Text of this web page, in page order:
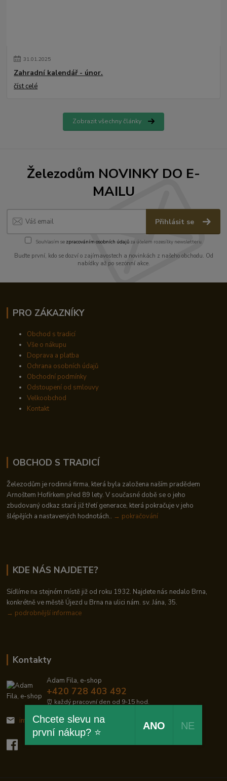
31.01.2025
Zahradní kalendář - únor.
číst celé
Zobrazit všechny články
Železodům NOVINKY DO E-
MAILU
Přihlásit se
Souhlasím se zpracováním osobních údajůza účelem rozesílky newsletteru.
Buďte první, kdo se dozví o zajímavostech a novinkách z našeho obchodu. Od
nabídky až po sezónní akce.
PRO ZÁKAZNÍKY
Obchod s tradicí
Vše o nákupu
Doprava a platba
Ochrana osobních údajů
Obchodní podmínky
Odstoupení od smlouvy
Velkoobchod
Kontakt
OBCHOD S TRADICÍ
Železodům je rodinná firma, která byla založena naším pradědem
Arnoštem Hofírkem před 89 lety. V současné době se o jeho
zbudovaný odkaz stará již třetí generace, která pokračuje v jeho
šlépějích a nastavených hodnotách.. → pokračování
KDE NÁS NAJDETE?
Sídlíme na stejném místě již od roku 1932. Najdete nás nedalo Brna,
konkrétně ve městě Újezd u Brna na ulici nám. sv. Jána, 35.
→ podrobnější informace
Kontakty
Adam Fila, e-shop
+420 728 403 492
⏰ každý pracovní den od 9-15 hod.
info@zelezodum.cz
Chcete slevu na
první nákup? ⭐
ANO NE